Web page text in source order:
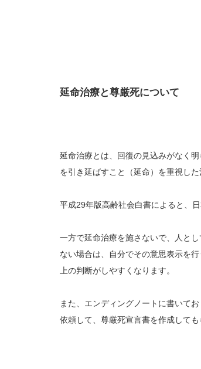
延命治療と尊厳死について
延命治療とは、回復の見込みがなく
を引き延ばすこと（延命）を重視し
平成29年版高齢社会白書によると、
一方で延命治療を施さないで、人と
ない場合は、自分でその意思表示を
上の判断がしやすくなります。
また、エンディングノートに書いて
依頼して、尊厳死宣言書を作成しても